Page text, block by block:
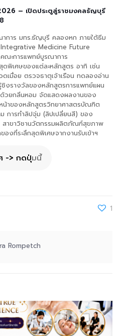
– เปิดประตูสู่ราชมงคลธัญบุรี
การ มทร.ธัญบุรี คลองหก ภายใต้ธีม
Medicine Future
ะการแพทย์บูรณาการ
พิเศษของแต่ละหลักสูตร อาทิ เช่น
เมื่อย ตรวจธาตุเจ้าเรือน ทดลองอ่าน
ชิงรางวัลของหลักสูตรการแพทย์แผน
วยกลิ่นหอม จัดแสดงผลงานของ
น้าของหลักสูตรวิทยาศาสตรบัณฑิต
การทำลิปจุ่ม (ลิปเปลี่ยนสี) ของ
าขาวิชานวัตกรรมผลิตภัณฑ์สุขภาพ
องที่ระลึกสุดพิเศษจากงานรับเข้าฯ
-> กดปุ่มนี้
1
Rompetch